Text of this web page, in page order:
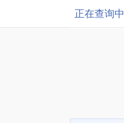
正在查询中